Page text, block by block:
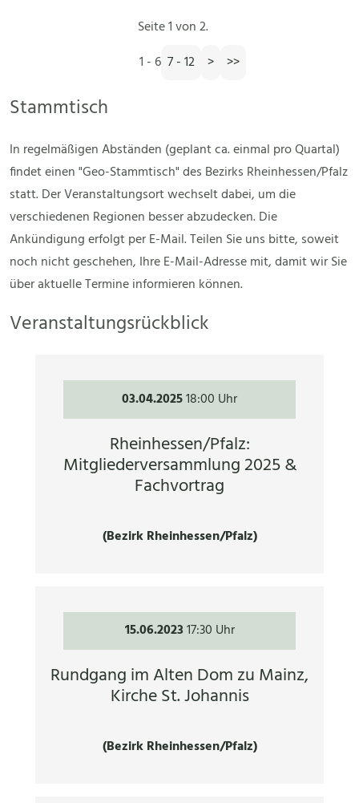
Seite 1 von 2.
1 - 6 7 - 12 > >>
Stammtisch
In regelmäßigen Abständen (geplant ca. einmal pro Quartal)
findet einen "Geo-Stammtisch" des Bezirks Rheinhessen/Pfalz
statt. Der Veranstaltungsort wechselt dabei, um die
verschiedenen Regionen besser abzudecken. Die
Ankündigung erfolgt per E-Mail. Teilen Sie uns bitte, soweit
noch nicht geschehen, Ihre E-Mail-Adresse mit, damit wir Sie
über aktuelle Termine informieren können.
Veranstaltungsrückblick
03.04.202518:00 Uhr
Rheinhessen/Pfalz:
Mitgliederversammlung 2025 &
Fachvortrag
(Bezirk Rheinhessen/Pfalz)
15.06.202317:30 Uhr
Rundgang im Alten Dom zu Mainz,
Kirche St. Johannis
(Bezirk Rheinhessen/Pfalz)